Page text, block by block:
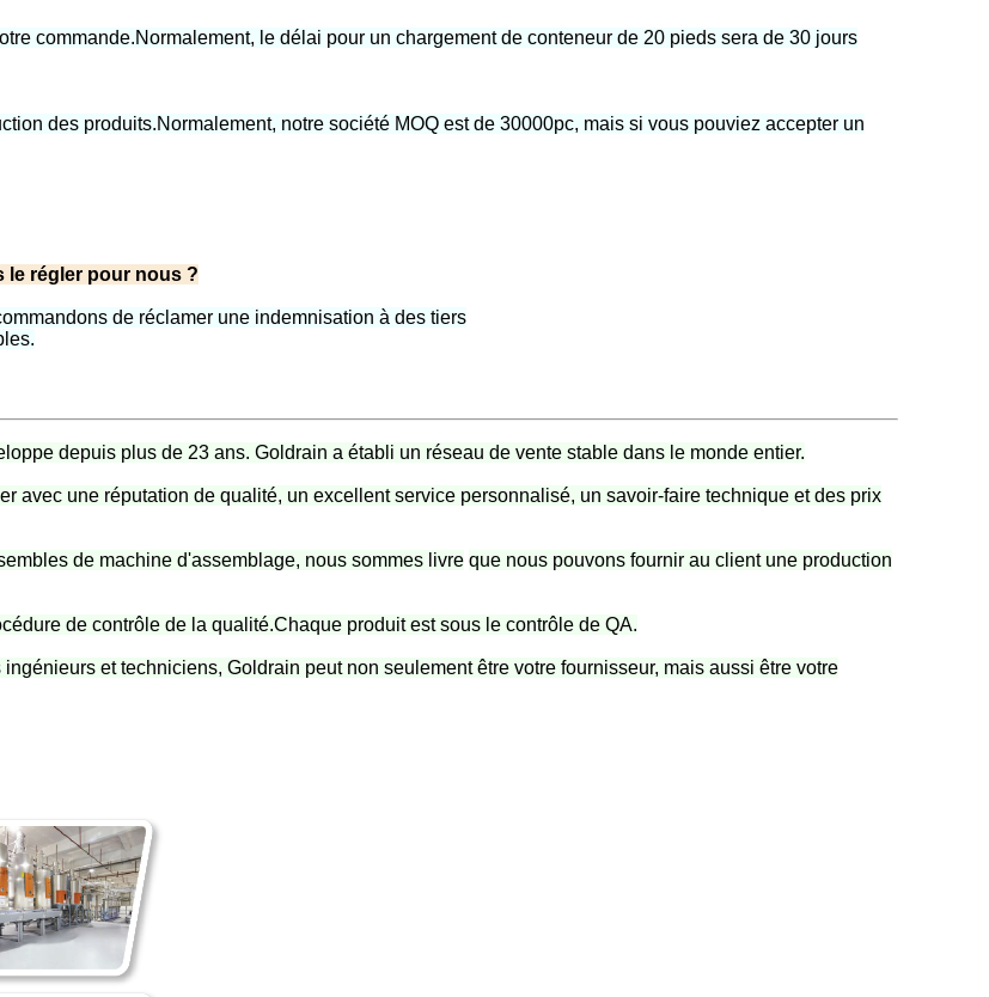
commande.Normalement, le délai pour un chargement de conteneur de 20 pieds sera de 30 jours
des produits.Normalement, notre société MOQ est de 30000pc, mais si vous pouviez accepter un
le régler pour nous ?
de réclamer une indemnisation à des tiers
depuis plus de 23 ans. Goldrain a établi un réseau de vente stable dans le monde entier.
avec une réputation de qualité, un excellent service personnalisé, un savoir-faire technique et des prix
de machine d'assemblage, nous sommes livre que nous pouvons fournir au client une production
de contrôle de la qualité.Chaque produit est sous le contrôle de QA.
et techniciens, Goldrain peut non seulement être votre fournisseur, mais aussi être votre